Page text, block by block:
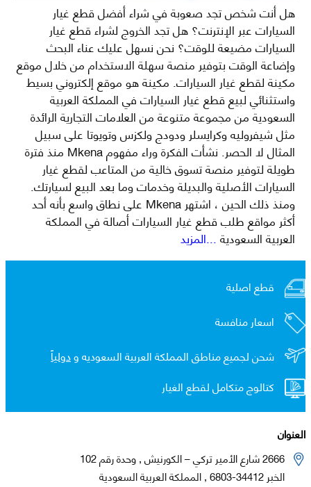
هل أنت شخص تجد صعوبة في شراء أفضل قطع غيار
السيارات عبر الإنترنت؟ هل تجد الخروج لشراء قطع غيار
السيارات مضيعة للوقت؟ نحن نسهل عليك عناء البحث
وإضاعة الوقت بتوفير منصة سهلة الاستخدام من خلال موقع
مكينة لقطع غيار السيارات. مكينة هو موقع إلكتروني بسيط
واستثنائي لبيع قطع غيار السيارات في المملكة العربية
السعودية من مجموعة متنوعة من العلامات التجارية الرائدة
مثل شيفروليه وكرايسلر ودودج ولكزس وتويوتا على سبيل
المثال لا الحصر. نشأت الفكرة وراء مفهوم Mkena منذ فترة
طويلة لتوفير منصة تسوق خالية من المتاعب لقطع غيار
السيارات الأصلية والبديلة وخدمات وما بعد البيع لسيارتك.
ومنذ ذلك الحين ، اشتهر Mkena على نطاق واسع بأنه أحد
أكثر مواقع طلب قطع غيار السيارات أصالة في المملكة
العربية السعودية...المزيد
قطع اصلية
اسعار منافسة
شحن لجميع مناطق المملكة العربية السعوديه ودولياً
كتالوج متكامل لقطع الغيار
العنوان
2666 شارع الأمير تركي – الكورنيش , وحدة رقم 102
الخبر 34412-6803 , المملكة العربية السعودية